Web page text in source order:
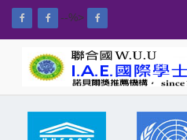
--%>